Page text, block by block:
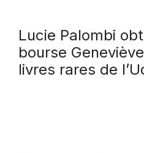
Lucie Palombi
bourse
livres rares de